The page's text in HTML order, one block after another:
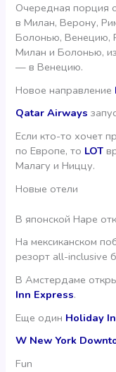
Очередная порция
в Милан, Верону,
Болонью, Венецию,
Милан и Болонью,
— в Венецию.
Новое направление
Qatar Airways
Если кто-то хочет
по Европе, то LOT
Малагу и Ниццу.
Новые отели
В японской Наре
На мексиканском
резорт all-inclusive
В Амстердаме
Inn Express.
Еще один Holiday
W New York
Fun